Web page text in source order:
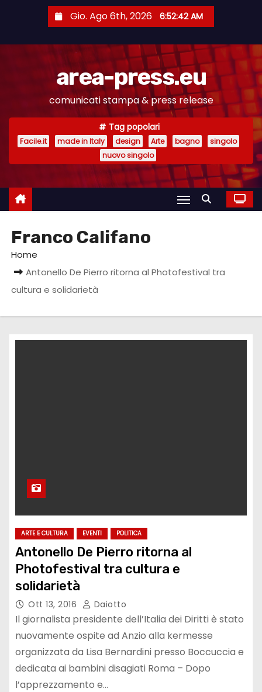
e
Gio. Ago 6th, 2026 6:52:42 AM
area-press.eu
comunicati stampa & press release
Tag popolari
Facile.it made in Italy design Arte bagno
singolo
nuovo singolo
Franco Califano
Home
Antonello De Pierro ritorna al Photofestival tra
cultura e solidarietà
ARTE E CULTURA EVENTI POLITICA
Antonello De Pierro ritorna al
Photofestival tra cultura e
solidarietà
Ott 13, 2016 Daiotto
Il giornalista presidente dell’Italia dei Diritti è stato
nuovamente ospite ad Anzio alla kermesse
organizzata da Lisa Bernardini presso Boccuccia e
dedicata ai bambini disagiati Roma – Dopo
l’apprezzamento e…